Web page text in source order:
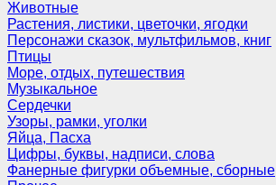
Животные
Растения, листики, цветочки, ягодки
Персонажи сказок, мультфильмов, книг
Птицы
Море, отдых, путешествия
Музыкальное
Сердечки
Узоры, рамки, уголки
Яйца, Пасха
Цифры, буквы, надписи, слова
Фанерные фигурки объемные, сборные